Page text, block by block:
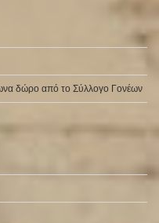
δώρο από το Σύλλογο Γονέων